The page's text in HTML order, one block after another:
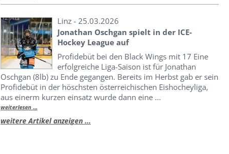
Linz - 25.03.2026
Jonathan Oschgan spielt in der ICE-
Hockey League auf
Profidebüt bei den Black Wings mit 17 Eine
erfolgreiche Liga-Saison ist für Jonathan
Oschgan (8lb) zu Ende gegangen. Bereits im Herbst gab er sein
Profidebüt in der höschsten österreichischen Eishocheyliga,
aus einerm kurzen einsatz wurde dann eine ...
weiterlesen ...
weitere Artikel anzeigen ...